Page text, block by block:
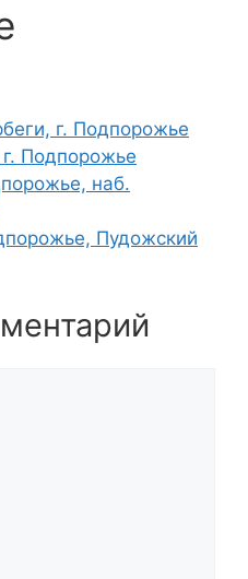
г. Подпорожье
Подпорожье
наб.
Пудожский